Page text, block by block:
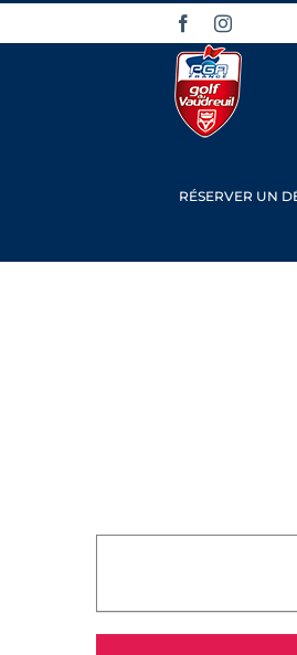
Passer
contenu
FacebookInstagram
RÉSERVER UN